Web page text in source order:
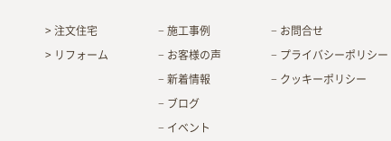
注文住宅
リフォーム
施工事例
お客様の声
新着情報
ブログ
イベント
お問合せ
プライバシーポリシー
クッキーポリシー